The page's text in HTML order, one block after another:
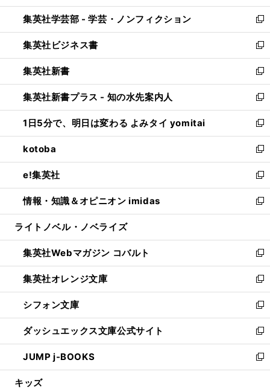
開
く
ウ
で
開
く
ン
ド
ウ
で
開
く
ウ
ィ
ン
ド
ウ
で
開
く
集英社学芸部 - 学芸・ノンフィクション
新
し
い
ウ
ィ
ン
ド
ウ
で
開
く
集英社ビジネス書
新
し
い
ウ
ィ
ン
ド
ウ
で
開
く
集英社新書
新
し
い
ウ
ィ
ン
ド
ウ
で
開
く
集英社新書プラス - 知の水先案内人
新
し
い
ウ
ィ
ン
ド
ウ
で
開
1日5分で、明日は変わる よみタイ yomitai
新
し
い
ウ
ィ
ン
ド
ウ
開
く
kotoba
新
し
い
ウ
ィ
ン
ウ
で
開
く
e!集英社
新
し
い
ウ
ン
ド
ウ
で
開
く
情報・知識＆オピニオン imidas
新
し
ウ
ィ
ン
ド
ウ
で
開
く
ライトノベル・ノベライズ
集英社Webマガジン コバルト
新
し
い
ウ
ィ
ン
ド
ウ
で
開
集英社オレンジ文庫
新
し
い
ウ
ィ
ン
ド
ウ
シフォン文庫
新
し
い
ウ
ィ
ン
ダッシュエックス文庫公式サイト
新
し
い
ウ
JUMP j-BOOKS
新
し
キッズ